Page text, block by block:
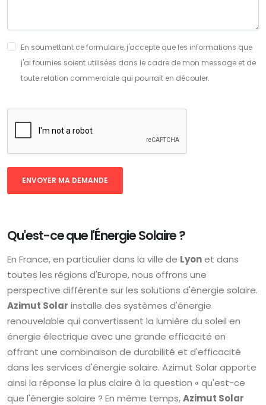
Qu'est-ce que l'Énergie Solaire ?
En France, en particulier dans la ville de Lyonet dans
toutes les régions d'Europe, nous offrons une
perspective différente sur les solutions d'énergie solaire.
Azimut Solar installe des systèmes d'énergie
renouvelable qui convertissent la lumière du soleil en
énergie électrique avec une grande efficacité en
offrant une combinaison de durabilité et d'efficacité
dans les services d'énergie solaire. Azimut Solar apporte
ainsi la réponse la plus claire à la question « qu'est-ce
que l'énergie solaire ? En même temps,Azimut Solar
En soumettant ce formulaire, j'accepte que les informations que
j'ai fournies soient utilisées dans le cadre de mon message et de
toute relation commerciale qui pourrait en découler.